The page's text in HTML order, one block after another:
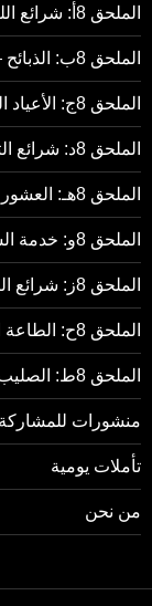
الملحق 8أ: شرائع الله التي تتطلّب وجود الهيكل
الملحق 8ب: الذبائح — لماذا يستحيل حفظها اليوم
الملحق 8ج: الأعياد الكتابية — لماذا لا يمكن حفظ أيٍّ منها اليوم
الملحق 8د: شرائع التطهير — لماذا لا يمكن حفظها بدون الهيكل
الملحق 8هـ: العشور وأوائل الثمر — لماذا يستحيل حفظها اليوم
الملحق 8و: خدمة الشركة — العشاء الأخير ليسوع كان فصحًا
الملحق 8ز: شرائع النذير والنذور — لماذا يستحيل حفظها اليوم
الملحق 8ح: الطاعة الجزئية والرمزية المرتبطة بالهيكل
الملحق 8ط: الصليب والهيكل
منشورات للمشاركة
تأملات يومية
من نحن